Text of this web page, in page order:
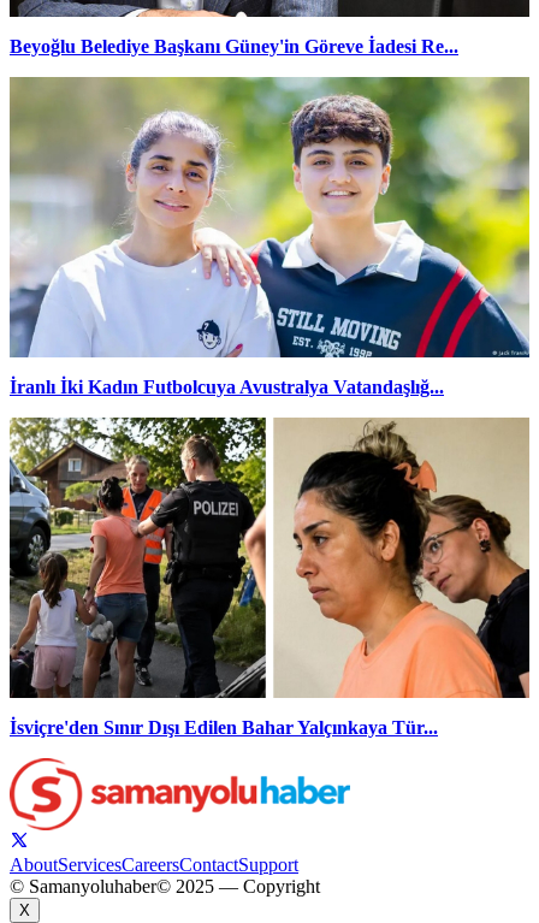
Beyoğlu Belediye Başkanı Güney'in Göreve İadesi Re...
İranlı İki Kadın Futbolcuya Avustralya Vatandaşlığ...
İsviçre'den Sınır Dışı Edilen Bahar Yalçınkaya Tür...
AboutServicesCareersContactSupport
© Samanyoluhaber© 2025 — Copyright
X